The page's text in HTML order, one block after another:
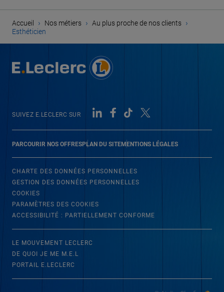
Accueil › Nos métiers › Au plus proche de nos clients ›
Esthéticien
PARCOURIR NOS OFFRESPLAN DU SITEMENTIONS LÉGALES
SUIVEZ E.LECLERC SUR
CHARTE DES DONNÉES PERSONNELLES
GESTION DES DONNÉES PERSONNELLES
COOKIES
PARAMÈTRES DES COOKIES
ACCESSIBILITÉ : PARTIELLEMENT CONFORME
LE MOUVEMENT LECLERC
DE QUOI JE ME M.E.L
PORTAIL E.LECLERC